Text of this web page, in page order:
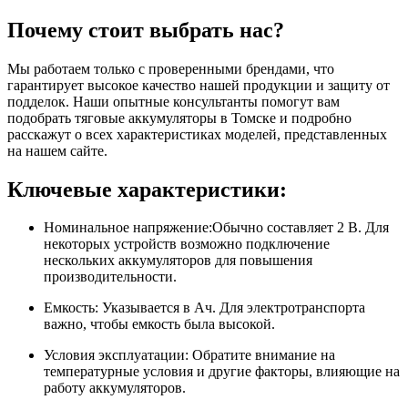
Почему стоит выбрать нас?
Мы работаем только с проверенными брендами, что
гарантирует высокое качество нашей продукции и защиту от
подделок. Наши опытные консультанты помогут вам
подобрать тяговые аккумуляторы в Томске и подробно
расскажут о всех характеристиках моделей, представленных
на нашем сайте.
Ключевые характеристики:
Номинальное напряжение:Обычно составляет 2 В. Для
некоторых устройств возможно подключение
нескольких аккумуляторов для повышения
производительности.
Емкость: Указывается в Ач. Для электротранспорта
важно, чтобы емкость была высокой.
Условия эксплуатации: Обратите внимание на
температурные условия и другие факторы, влияющие на
работу аккумуляторов.